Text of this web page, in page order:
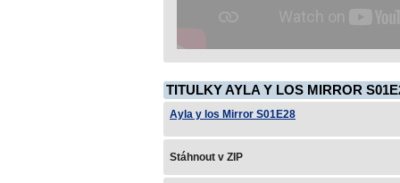
TITULKY AYLA Y LOS MIRROR
Ayla y los Mirror S01E28
Stáhnout v ZIP